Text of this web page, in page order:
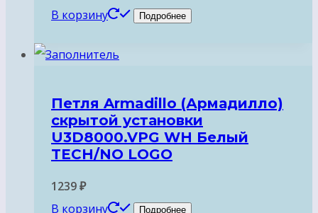
В корзину Подробнее
Петля Armadillo (Армадилло)
скрытой установки
U3D8000.VPG WH Белый
TECH/NO LOGO
1239₽
В корзину
Подробнее